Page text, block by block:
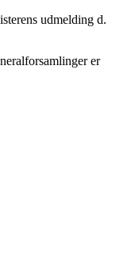
udmelding d.
er